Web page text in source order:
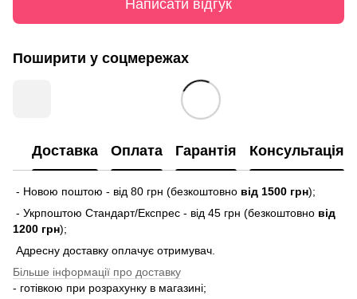
Написати відгук
Поширити у соцмережах
Доставка Оплата Гарантія Консультація
- Новою поштою - від 80 грн (безкоштовно від 1500 грн);
- Укрпоштою Стандарт/Експрес - від 45 грн (безкоштовно від
1200 грн);
Адресну доставку оплачує отримувач.
Більше інформації про доставку
- готівкою при розрахунку в магазині;